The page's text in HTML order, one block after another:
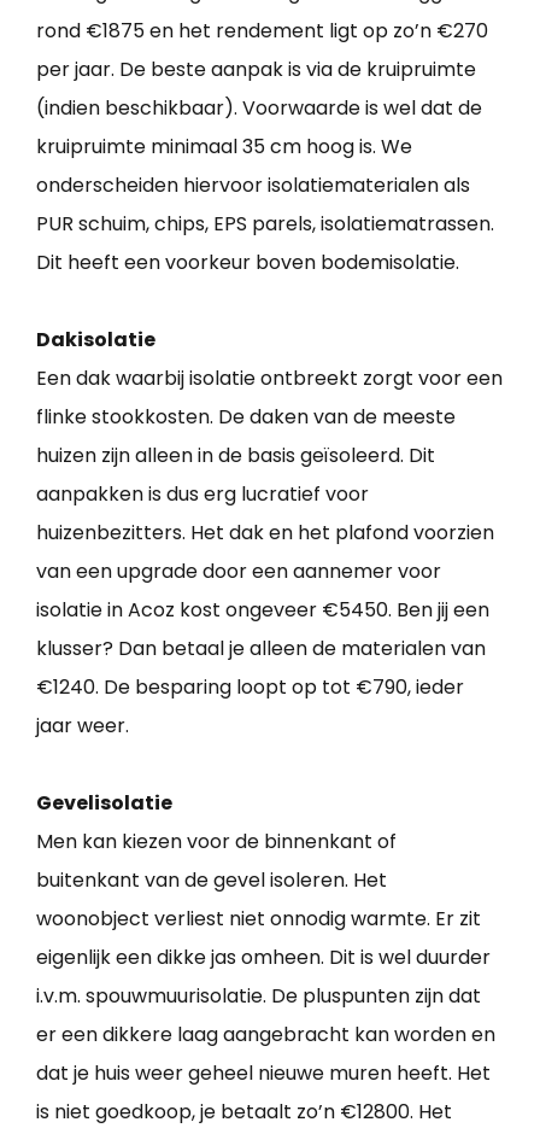
rond €1875 en het rendement ligt op zo’n €270
per jaar. De beste aanpak is via de kruipruimte
(indien beschikbaar). Voorwaarde is wel dat de
kruipruimte minimaal 35 cm hoog is. We
onderscheiden hiervoor isolatiematerialen als
PUR schuim, chips, EPS parels, isolatiematrassen.
Dit heeft een voorkeur boven bodemisolatie.
Dakisolatie
Een dak waarbij isolatie ontbreekt zorgt voor een
flinke stookkosten. De daken van de meeste
huizen zijn alleen in de basis geïsoleerd. Dit
aanpakken is dus erg lucratief voor
huizenbezitters. Het dak en het plafond voorzien
van een upgrade door een aannemer voor
isolatie in Acoz kost ongeveer €5450. Ben jij een
klusser? Dan betaal je alleen de materialen van
€1240. De besparing loopt op tot €790, ieder
jaar weer.
Gevelisolatie
Men kan kiezen voor de binnenkant of
buitenkant van de gevel isoleren. Het
woonobject verliest niet onnodig warmte. Er zit
eigenlijk een dikke jas omheen. Dit is wel duurder
i.v.m. spouwmuurisolatie. De pluspunten zijn dat
er een dikkere laag aangebracht kan worden en
dat je huis weer geheel nieuwe muren heeft. Het
is niet goedkoop, je betaalt zo’n €12800. Het